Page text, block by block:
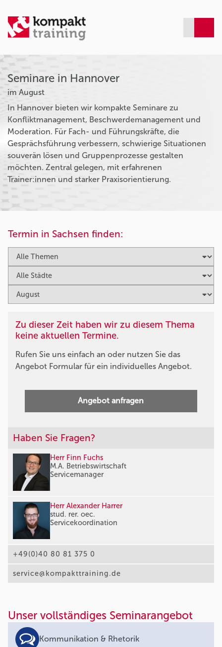
Seminare in Hannover
im August
In Hannover bieten wir kompakte Seminare zu
Konfliktmanagement, Beschwerdemanagement und
Moderation. Für Fach- und Führungskräfte, die
Gesprächsführung verbessern, schwierige Situationen
souverän lösen und Gruppenprozesse gestalten
möchten. Zentral gelegen, mit erfahrenen
Trainer:innen und starker Praxisorientierung.
Termin in Sachsen finden:
Zu dieser Zeit haben wir zu diesem Thema
keine aktuellen Termine.
Rufen Sie uns einfach an oder nutzen Sie das
Angebot Formular für ein individuelles Angebot.
Angebot anfragen
Haben Sie Fragen?
Herr Finn Fuchs
M.A. Betriebswirtschaft
Servicemanager
Herr Alexander Harrer
stud. rer. oec.
Servicekoordination
+49(0)40 80 81 375 0
service@kompakttraining.de
Unser vollständiges Seminarangebot
Kommunikation & Rhetorik